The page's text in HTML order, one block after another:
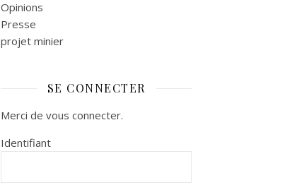
Opinions
Presse
projet minier
SE CONNECTER
Merci de vous connecter.
Identifiant